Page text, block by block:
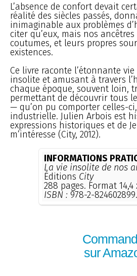
L’absence de confort devait
réalité des siècles passés,
inimaginable aux problèmes
citer qu’eux, mais nos
coutumes, et leurs propres
existences.
Ce livre raconte l’étonnante
insolite et amusant à travers
chaque époque, souvent loin,
permettant de découvrir tous
— qu’on pu comporter celles-
industrielle. Julien Arbois est
expressions historiques et de
m’intéresse (City, 2012).
INFORMATIONS
La vie insolite de nos
Éditions City
288 pages. Format 14,4
ISBN : 978-2-
sur